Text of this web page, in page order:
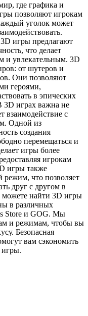
где графика и
позволяют игрокам
уголок может
игры предлагают
что делает
и увлекательным. 3D
от шутеров и
Они позволяют
героями,
в эпических
3D играх важна не
взаимодействие с
Одной из
создания
перемещаться и
игры более
игрокам
игры также
режим, что позволяет
друг с другом в
найти 3D игры
в различных
Store и GOG. Мы
и режимам, чтобы вы
Безопасная
вам сэкономить
игры.